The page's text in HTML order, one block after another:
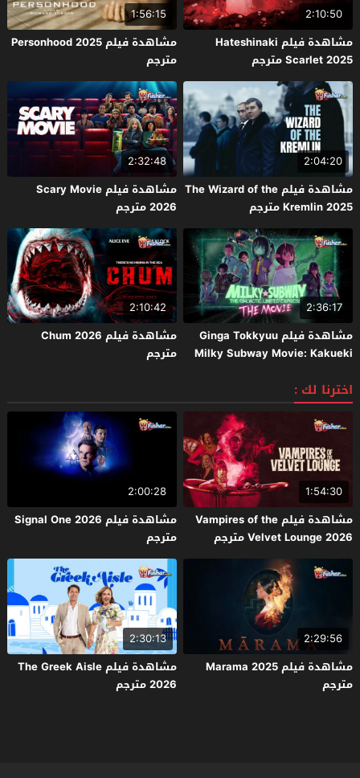
2:10:50
مشاهدة فيلم Hateshinaki
Scarlet 2025 مترجم
1:56:15
مشاهدة فيلم Personhood 2025
مترجم
2:04:20
مشاهدة فيلم The Wizard of the
Kremlin 2025 مترجم
2:32:48
مشاهدة فيلم Scary Movie
2026 مترجم
2:36:17
مشاهدة فيلم Ginga Tokkyuu
Milky Subway Movie: Kakueki
2:10:42
مشاهدة فيلم Chum 2026
مترجم
اخترنا لك :
1:54:30
مشاهدة فيلم Vampires of the
Velvet Lounge 2026 مترجم
2:00:28
مشاهدة فيلم Signal One 2026
مترجم
2:29:56
مشاهدة فيلم Marama 2025
مترجم
2:30:13
مشاهدة فيلم The Greek Aisle
2026 مترجم